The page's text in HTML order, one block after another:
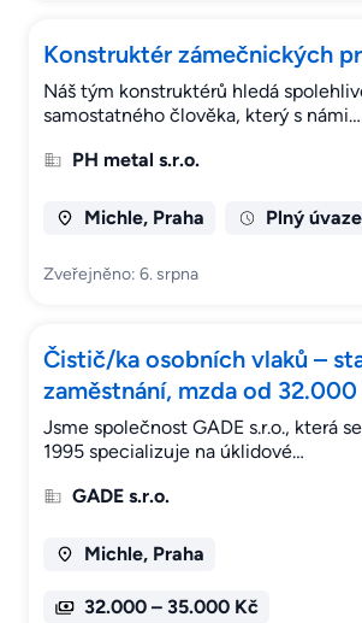
Konstruktér zámečnických
Náš tým konstruktérů hledá
samostatného člověka, který s námi…
PH metal s.r.o.
Michle, Praha Plný
Zveřejněno: 6. srpna
Čistič/ka osobních vlaků –
zaměstnání, mzda od
Jsme společnost GADE s.r.o., která
1995 specializuje na úklidové…
GADE s.r.o.
Michle, Praha
32.000 – 35.000 Kč